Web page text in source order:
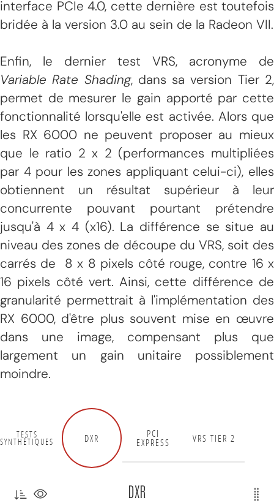
interface PCIe 4.0, cette dernière est toutefois
bridée à la version 3.0 au sein de la Radeon VII.
Enfin, le dernier test VRS, acronyme de
Variable Rate Shading, dans sa version Tier 2,
permet de mesurer le gain apporté par cette
fonctionnalité lorsqu'elle est activée. Alors que
les RX 6000 ne peuvent proposer au mieux
que le ratio 2 x 2 (performances multipliées
par 4 pour les zones appliquant celui-ci), elles
obtiennent un résultat supérieur à leur
concurrente pouvant pourtant prétendre
jusqu'à 4 x 4 (x16). La différence se situe au
niveau des zones de découpe du VRS, soit des
carrés de 8 x 8 pixels côté rouge, contre 16 x
16 pixels côté vert. Ainsi, cette différence de
granularité permettrait à l'implémentation des
RX 6000, d'être plus souvent mise en œuvre
dans une image, compensant plus que
largement un gain unitaire possiblement
moindre.